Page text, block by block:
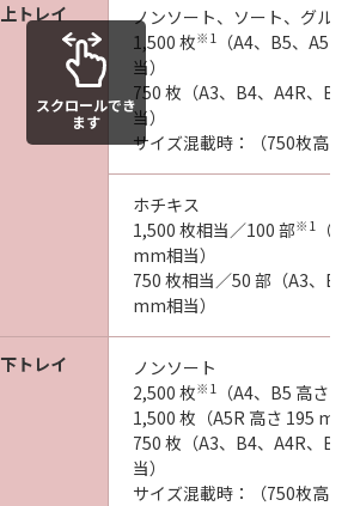
上トレイ
ノンソート、ソート、グルー
1,500 枚※1
（A4、B5、
当）
750 枚（A3、B4、A4R、
当）
サイズ混載時：（750枚高さ
ホチキス
1,500 枚相当／100 部※1
（
mm相当）
750 枚相当／50 部（A3、B4
mm相当）
下トレイ
ノンソート
2,500 枚※1
（A4、B5 高さ
1,500 枚（A5R 高さ 195
750 枚（A3、B4、A4R、
当）
サイズ混載時：（750枚高さ
スクロールでき
ます